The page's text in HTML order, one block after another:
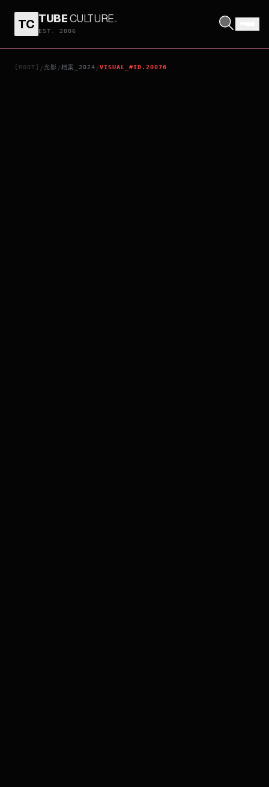
TC TUBECULTURE.
EST. 2006
[ROOT] /光影 /档案_2024 /VISUAL_#ID.20076
SHEPHERDS